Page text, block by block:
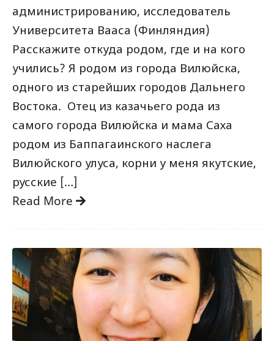
администрированию, исследователь
Университета Вааса (Финляндия)
Расскажите откуда родом, где и на кого
учились? Я родом из города Вилюйска,
одного из старейших городов Дальнего
Востока. Отец из казачьего рода из
самого города Вилюйска и мама Саха
родом из Баппагаинского наслега
Вилюйского улуса, корни у меня якутские,
русские […]
Read More